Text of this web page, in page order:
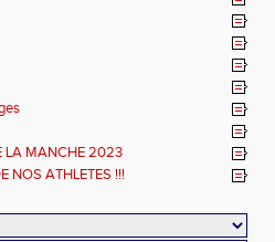
LA MANCHE 2023
NOS ATHLETES !!!